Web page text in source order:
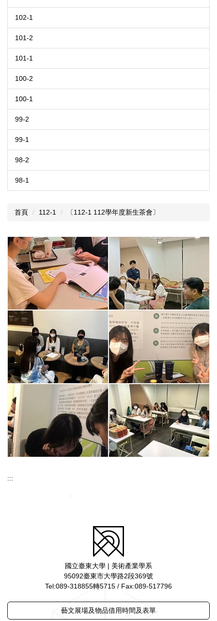
102-1
101-2
101-1
100-2
100-1
99-2
99-1
98-2
98-1
首頁 112-1 〔112-1 112學年度新生茶會〕
:::
國立臺東大學 | 美術產業學系
95092臺東市大學路2段369號
Tel:089-318855轉5715 / Fax:089-517796
藝文展場及物品借用時間及表單